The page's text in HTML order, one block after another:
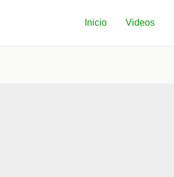
Inicio Videos